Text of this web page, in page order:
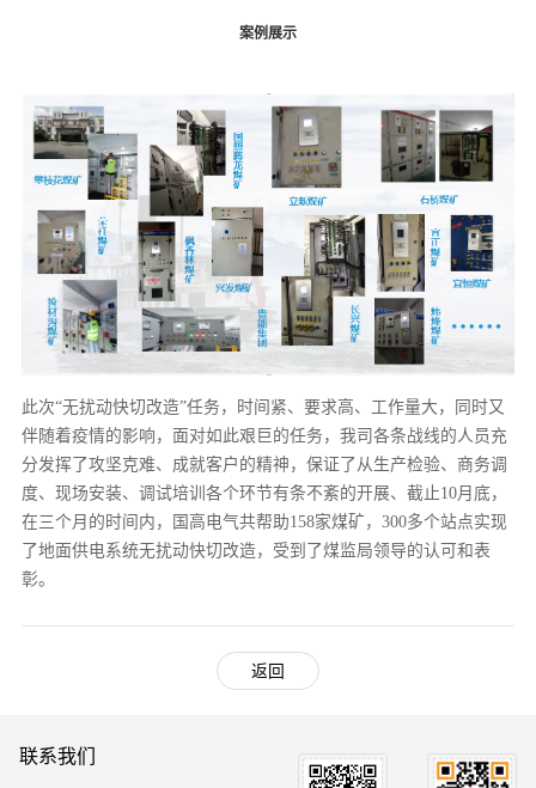
案例展示
此次“无扰动快切改造”任务，时间紧、要求高、工作量大，同时又
伴随着疫情的影响，面对如此艰巨的任务，我司各条战线的人员充
分发挥了攻坚克难、成就客户的精神，保证了从生产检验、商务调
度、现场安装、调试培训各个环节有条不紊的开展、截止10月底，
在三个月的时间内，国高电气共帮助158家煤矿，300多个站点实现
了地面供电系统无扰动快切改造，受到了煤监局领导的认可和表
彰。
返回
联系我们